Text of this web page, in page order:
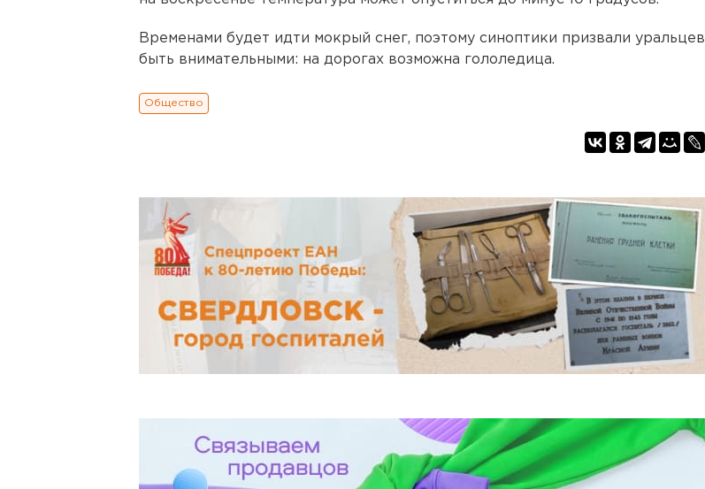
Временами будет идти мокрый снег, поэтому синоптики призвали уральцев
быть внимательными: на дорогах возможна гололедица.
Общество